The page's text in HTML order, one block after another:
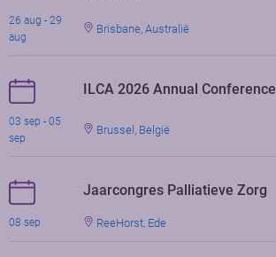
26 aug - 29
aug
Brisbane, Australië
ILCA 2026 Annual Conference
03 sep - 05
sep
Brussel, België
Jaarcongres Palliatieve Zorg
08 sep ReeHorst, Ede